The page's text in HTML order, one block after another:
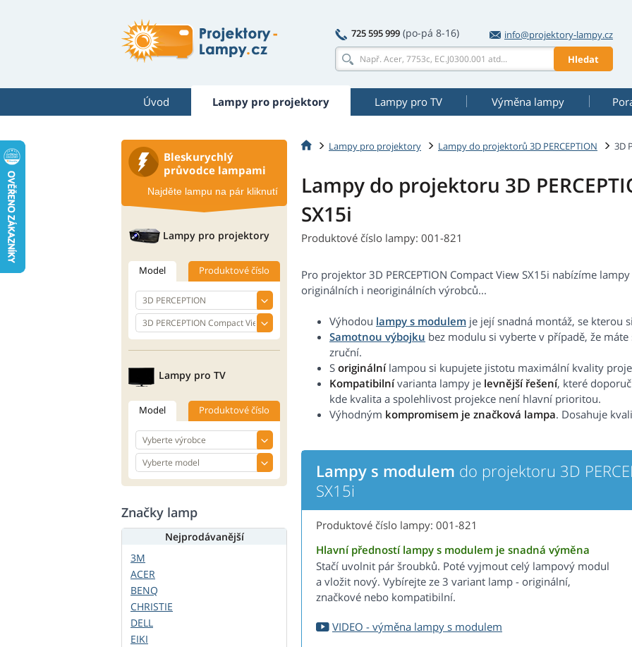
725 595 999 (po-pá 8-16)
info@projektory-lampy.cz
Hledat
Úvod Lampy pro projektory Lampy pro TV Výměna lampy
Lampy pro projektory Lampy do projektorů 3D PERCEPTION 3D
Lampy do projektoru 3D
SX15i
Produktové číslo lampy: 001-821
Pro projektor 3D PERCEPTION Compact View SX15i nabízíme
originálních i neoriginálních výrobců...
Výhodou lampy s modulem je její snadná montáž, se kterou
Samotnou výbojku bez modulu si vyberte v případě, že
zruční.
S originálnílampou si kupujete jistotu maximální kvality
Kompatibilnívarianta lampy je levnější řešení, které
kde kvalita a spolehlivost projekce není hlavní prioritou.
Výhodným kompromisem je značková lampa. Dosahuje
Lampy s modulem do projektoru 3D
SX15i
Produktové číslo lampy: 001-821
Hlavní předností lampy s modulem je snadná výměna
Stačí uvolnit pár šroubků. Poté vyjmout celý lampový modul
a vložit nový. Vybírejte ze 3 variant lamp - originální,
značkové nebo kompatibilní.
VIDEO - výměna lampy s modulem
Bleskurychlý
průvodce lampami
Najděte lampu na pár kliknutí
Lampy pro projektory
Model Produktové číslo
Lampy pro TV
Model Produktové číslo
Značky lamp
Nejprodávanější
3M
ACER
BENQ
CHRISTIE
DELL
EIKI